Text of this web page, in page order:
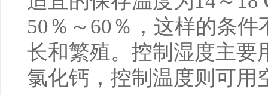
50％～60％，这样的条
长和繁殖。控制湿度主要
氯化钙，控制温度则可